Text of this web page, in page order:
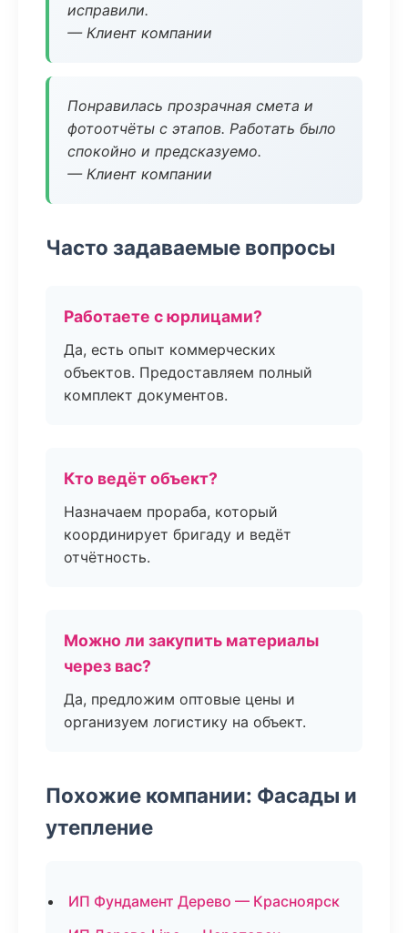
исправили.
— Клиент компании
Понравилась прозрачная смета и
фотоотчёты с этапов. Работать было
спокойно и предсказуемо.
— Клиент компании
Часто задаваемые вопросы
Работаете с юрлицами?
Да, есть опыт коммерческих
объектов. Предоставляем полный
комплект документов.
Кто ведёт объект?
Назначаем прораба, который
координирует бригаду и ведёт
отчётность.
Можно ли закупить материалы
через вас?
Да, предложим оптовые цены и
организуем логистику на объект.
Похожие компании: Фасады и
утепление
ИП Фундамент Дерево — Красноярск